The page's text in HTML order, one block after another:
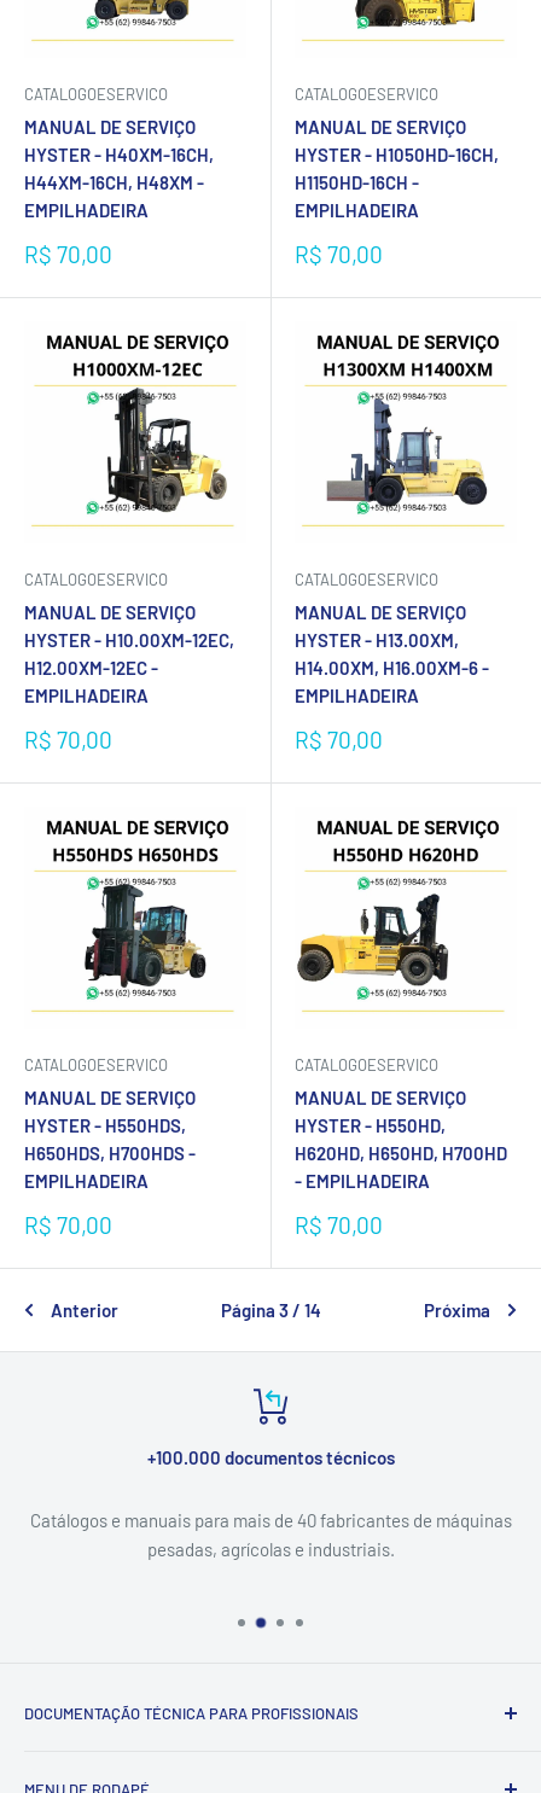
CATALOGOESERVICO
MANUAL DE SERVIÇO
HYSTER - H40XM-16CH,
H44XM-16CH, H48XM -
EMPILHADEIRA
Preço
promocional
R$ 70,00
CATALOGOESERVICO
MANUAL DE SERVIÇO
HYSTER - H1050HD-16CH,
H1150HD-16CH -
EMPILHADEIRA
Preço
promocional
R$ 70,00
CATALOGOESERVICO
MANUAL DE SERVIÇO
HYSTER - H10.00XM-12EC,
H12.00XM-12EC -
EMPILHADEIRA
Preço
promocional
R$ 70,00
CATALOGOESERVICO
MANUAL DE SERVIÇO
HYSTER - H13.00XM,
H14.00XM, H16.00XM-6 -
EMPILHADEIRA
Preço
promocional
R$ 70,00
CATALOGOESERVICO
MANUAL DE SERVIÇO
HYSTER - H550HDS,
H650HDS, H700HDS -
EMPILHADEIRA
Preço
promocional
R$ 70,00
CATALOGOESERVICO
MANUAL DE SERVIÇO
HYSTER - H550HD,
H620HD, H650HD, H700HD
- EMPILHADEIRA
Preço
promocional
R$ 70,00
Anterior Página 3 / 14 Próxima
+100.000 documentos técnicos
Catálogos e manuais para mais de 40 fabricantes de máquinas
pesadas, agrícolas e industriais.
DOCUMENTAÇÃO TÉCNICA PARA PROFISSIONAIS
MENU DE RODAPÉ